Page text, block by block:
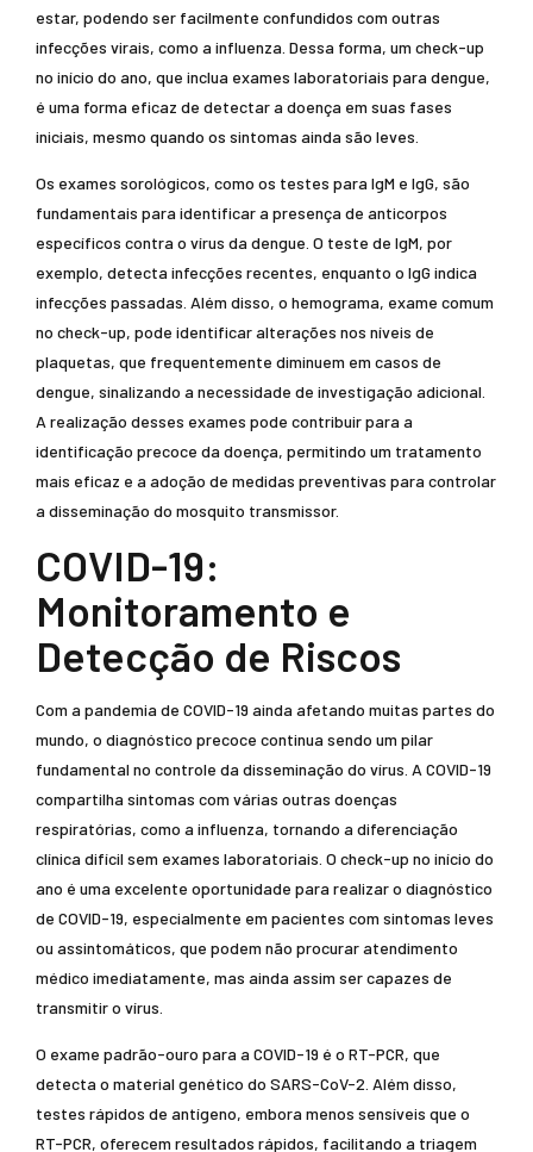
estar, podendo ser facilmente confundidos com outras
infecções virais, como a influenza. Dessa forma, um check-up
no início do ano, que inclua exames laboratoriais para dengue,
é uma forma eficaz de detectar a doença em suas fases
iniciais, mesmo quando os sintomas ainda são leves.
Os exames sorológicos, como os testes para IgM e IgG, são
fundamentais para identificar a presença de anticorpos
específicos contra o vírus da dengue. O teste de IgM, por
exemplo, detecta infecções recentes, enquanto o IgG indica
infecções passadas. Além disso, o hemograma, exame comum
no check-up, pode identificar alterações nos níveis de
plaquetas, que frequentemente diminuem em casos de
dengue, sinalizando a necessidade de investigação adicional.
A realização desses exames pode contribuir para a
identificação precoce da doença, permitindo um tratamento
mais eficaz e a adoção de medidas preventivas para controlar
a disseminação do mosquito transmissor.
COVID-19:
Monitoramento e
Detecção de Riscos
Com a pandemia de COVID-19 ainda afetando muitas partes do
mundo, o diagnóstico precoce continua sendo um pilar
fundamental no controle da disseminação do vírus. A COVID-19
compartilha sintomas com várias outras doenças
respiratórias, como a influenza, tornando a diferenciação
clínica difícil sem exames laboratoriais. O check-up no início do
ano é uma excelente oportunidade para realizar o diagnóstico
de COVID-19, especialmente em pacientes com sintomas leves
ou assintomáticos, que podem não procurar atendimento
médico imediatamente, mas ainda assim ser capazes de
transmitir o vírus.
O exame padrão-ouro para a COVID-19 é o RT-PCR, que
detecta o material genético do SARS-CoV-2. Além disso,
testes rápidos de antígeno, embora menos sensíveis que o
RT-PCR, oferecem resultados rápidos, facilitando a triagem